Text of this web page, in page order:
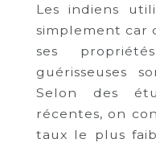
Les indiens
simplement car
ses
guérisseuses
Selon des
récentes, on
taux le plus